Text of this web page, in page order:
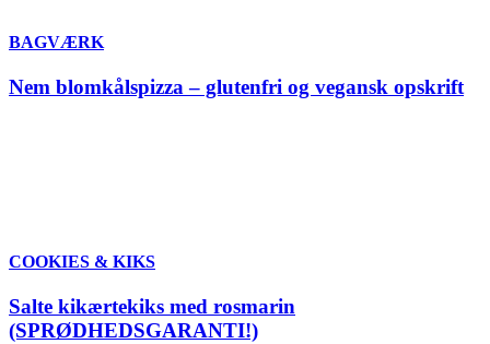
BAGVÆRK
Nem blomkålspizza – glutenfri og vegansk opskrift
COOKIES & KIKS
Salte kikærtekiks med rosmarin
(SPRØDHEDSGARANTI!)